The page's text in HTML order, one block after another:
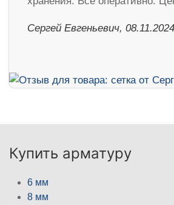
Сергей Евгеньевич, 08.11.2024
Купить арматуру
6 мм
8 мм